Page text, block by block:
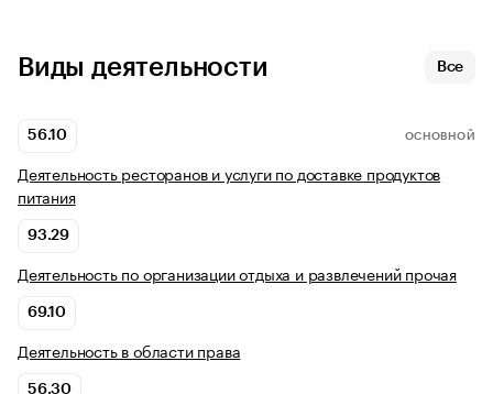
Виды деятельности Все
56.10 ОСНОВНОЙ
Деятельность ресторанов и услуги по доставке продуктов
питания
93.29
Деятельность по организации отдыха и развлечений прочая
69.10
Деятельность в области права
56.30